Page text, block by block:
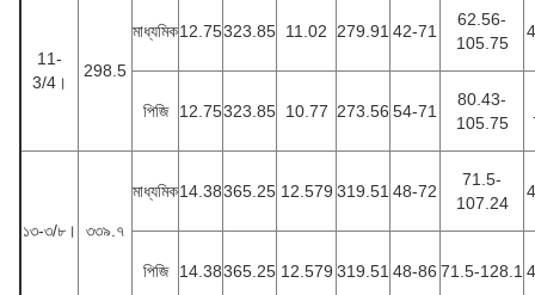
11-
3/4।
298.5
মাধ্যমিক12.75323.85 11.02 279.91 42-71
62.56-
105.75
পিজি 12.75323.85 10.77 273.56 54-71
80.43-
105.75
১৩-৩/৮। ৩৩৯.৭
মাধ্যমিক14.38365.25 12.579 319.51 48-72
71.5-
107.24
পিজি 14.38365.25 12.579 319.51 48-86 71.5-128.1